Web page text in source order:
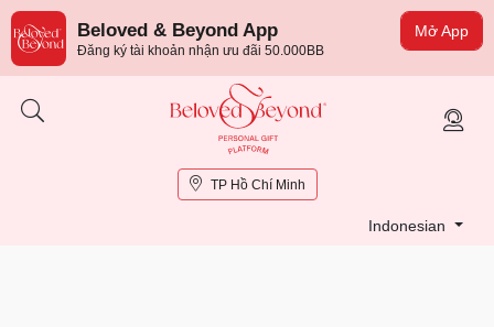
Mở App
Beloved & Beyond App
Đăng ký tài khoản nhận ưu đãi 50.000BB
TP Hồ Chí Minh
Indonesian